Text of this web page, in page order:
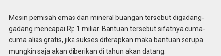
Mesin pemisah emas dan mineral buangan tersebut digadang-
gadang mencapai Rp 1 miliar. Bantuan tersebut sifatnya cuma-
cuma alias gratis, jika sukses diterapkan maka bantuan serupa
mungkin saja akan diberikan di tahun akan datang.